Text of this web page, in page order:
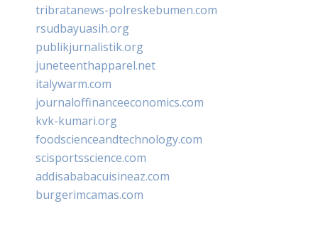
tribratanews-polreskebumen.com
rsudbayuasih.org
publikjurnalistik.org
juneteenthapparel.net
italywarm.com
journaloffinanceeconomics.com
kvk-kumari.org
foodscienceandtechnology.com
scisportsscience.com
addisababacuisineaz.com
burgerimcamas.com